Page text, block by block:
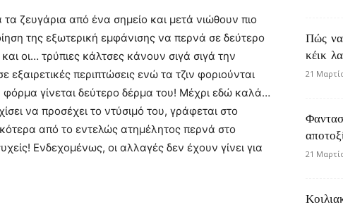
ζευγάρια από ένα σημείο και μετά νιώθουν πιο
της εξωτερική εμφάνισης να περνά σε δεύτερο
οι… τρύπιες κάλτσες κάνουν σιγά σιγά την
περιπτώσεις ενώ τα τζιν φοριούνται
φόρμα γίνεται δεύτερο δέρμα του! Μέχρι εδώ καλά…
να προσέχει το ντύσιμό του, γράφεται στο
από το εντελώς ατημέλητος περνά στο
Ενδεχομένως, οι αλλαγές δεν έχουν γίνει για
Πώς να
κέικ
21
21